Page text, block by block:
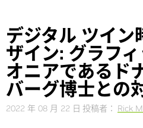
デジタル ツイン
ザイン: グラフ
オニアであるド
バーグ博士との
2022 年 08 月 22 日 投稿者： Rick